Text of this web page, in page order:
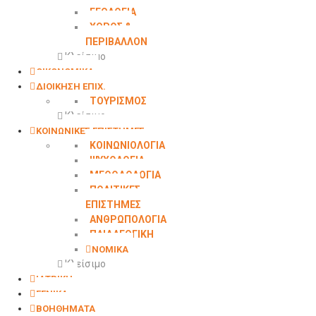
ΓΕΩΛΟΓΙΑ
ΧΩΡΟΣ &
ΠΕΡΙΒΑΛΛΟΝ
Κλείσιμο
ΟΙΚΟΝΟΜΙΚΑ
ΔΙΟΙΚΗΣΗ ΕΠΙΧ.
ΤΟΥΡΙΣΜΟΣ
Κλείσιμο
ΚΟΙΝΩΝΙΚΕΣ ΕΠΙΣΤΗΜΕΣ
ΚΟΙΝΩΝΙΟΛΟΓΙΑ
ΨΥΧΟΛΟΓΙΑ
ΜΕΘΟΔΟΛΟΓΙΑ
ΠΟΛΙΤΙΚΕΣ
ΕΠΙΣΤΗΜΕΣ
ΑΝΘΡΩΠΟΛΟΓΙΑ
ΠΑΙΔΑΓΩΓΙΚΗ
ΝΟΜΙΚΑ
Κλείσιμο
ΙΑΤΡΙΚΗ
ΓΕΝΙΚΑ
ΒΟΗΘΗΜΑΤΑ